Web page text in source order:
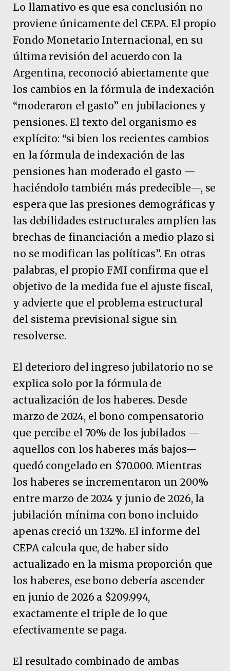
Lo llamativo es que esa conclusión no
proviene únicamente del CEPA. El propio
Fondo Monetario Internacional, en su
última revisión del acuerdo con la
Argentina, reconoció abiertamente que
los cambios en la fórmula de indexación
“moderaron el gasto” en jubilaciones y
pensiones. El texto del organismo es
explícito: “si bien los recientes cambios
en la fórmula de indexación de las
pensiones han moderado el gasto —
haciéndolo también más predecible—, se
espera que las presiones demográficas y
las debilidades estructurales amplíen las
brechas de financiación a medio plazo si
no se modifican las políticas”. En otras
palabras, el propio FMI confirma que el
objetivo de la medida fue el ajuste fiscal,
y advierte que el problema estructural
del sistema previsional sigue sin
resolverse.
El deterioro del ingreso jubilatorio no se
explica solo por la fórmula de
actualización de los haberes. Desde
marzo de 2024, el bono compensatorio
que percibe el 70% de los jubilados —
aquellos con los haberes más bajos—
quedó congelado en $70.000. Mientras
los haberes se incrementaron un 200%
entre marzo de 2024 y junio de 2026, la
jubilación mínima con bono incluido
apenas creció un 132%. El informe del
CEPA calcula que, de haber sido
actualizado en la misma proporción que
los haberes, ese bono debería ascender
en junio de 2026 a $209.994,
exactamente el triple de lo que
efectivamente se paga.
El resultado combinado de ambas